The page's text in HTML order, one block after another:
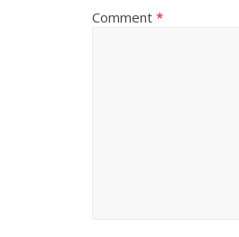
Comment *